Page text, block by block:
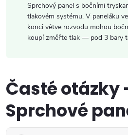
u
Sprchový panel s bočními
tlakovém systému. V paneláku
konci větve rozvodu mohou
koupí změřte tlak — pod 3 bary
Časté otázky
Sprchové